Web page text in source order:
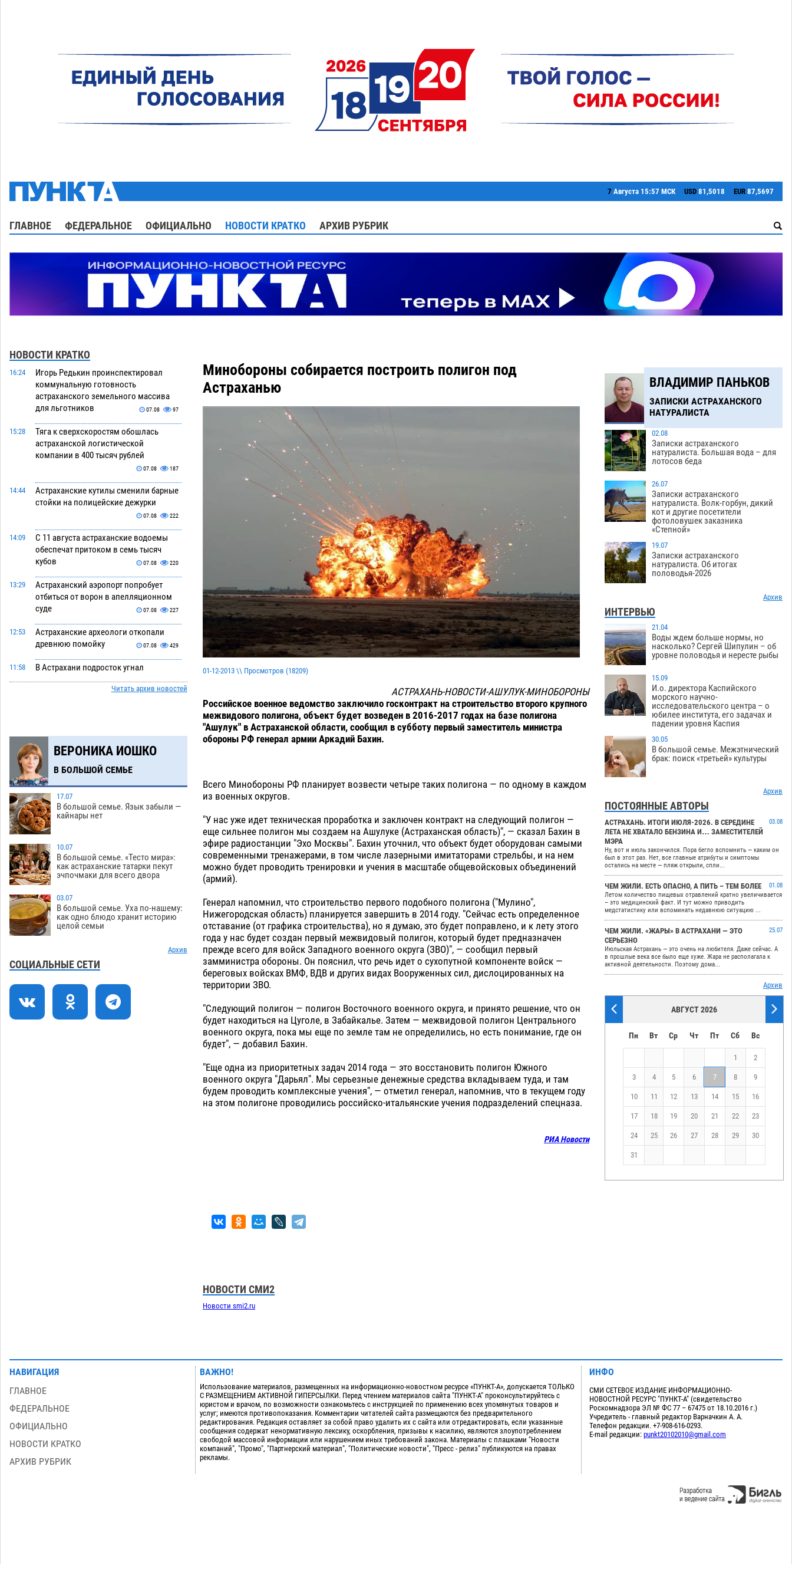
7 Августа 15:57 МСК USD 81,5018 EUR 87,5697
ГЛАВНОЕ ФЕДЕРАЛЬНОЕ ОФИЦИАЛЬНО НОВОСТИ КРАТКО АРХИВ РУБРИК
НОВОСТИ КРАТКО
16:24
Игорь Редькин проинспектировал
коммунальную готовность
астраханского земельного массива
для льготников
07.08 97
15:28
Тяга к сверхскоростям обошлась
астраханской логистической
компании в 400 тысяч рублей
07.08 187
14:44
Астраханские кутилы сменили барные
стойки на полицейские дежурки
07.08 222
14:09
С 11 августа астраханские водоемы
обеспечат притоком в семь тысяч
кубов
07.08 220
13:29
Астраханский аэропорт попробует
отбиться от ворон в апелляционном
суде
07.08 227
12:53
Астраханские археологи откопали
древнюю помойку
07.08 429
11:58
В Астрахани подросток угнал
мотоцикл и похитил чужие мобильник
с банковскими картами
07.08 255
10:43
Астраханский суд встал на сторону
МЧС в споре за возврат униформы
07.08 295
10:02
На Всероссийской Спартакиаде
астраханские гандболисты уступили
казанским «драконам»
09:25
Все пострадавшие при пожаре на
Краснодарской в Астрахани
скончались
07.08
08:47
Астраханский суд оценил четыре удара
по голове полицейского в сто тысяч
рублей
приблизится к 40-градусному пределу
18:57
В Астрахани впервые открыли смену
по теории игр
Читать архив новостей
ВЕРОНИКА ИОШКО
В БОЛЬШОЙ СЕМЬЕ
17.07
В большой семье. Язык забыли —
кайнары нет
10.07
В большой семье. «Тесто мира»:
как астраханские татарки пекут
эчпочмаки для всего двора
03.07
В большой семье. Уха по-нашему:
как одно блюдо хранит историю
целой семьи
Архив
СОЦИАЛЬНЫЕ СЕТИ
Минобороны собирается построить полигон под
Астраханью
01-12-2013 \\ Просмотров (18209)
АСТРАХАНЬ-НОВОСТИ-АШУЛУК-МИНОБОРОНЫ
Российское военное ведомство заключило госконтракт на строительство второго крупного
межвидового полигона, объект будет возведен в 2016-2017 годах на базе полигона
"Ашулук" в Астраханской области, сообщил в субботу первый заместитель министра
обороны РФ генерал армии Аркадий Бахин.
Всего Минобороны РФ планирует возвести четыре таких полигона — по одному в каждом
из военных округов.
"У нас уже идет техническая проработка и заключен контракт на следующий полигон —
еще сильнее полигон мы создаем на Ашулуке (Астраханская область)", — сказал Бахин в
эфире радиостанции "Эхо Москвы". Бахин уточнил, что объект будет оборудован самыми
современными тренажерами, в том числе лазерными имитаторами стрельбы, и на нем
можно будет проводить тренировки и учения в масштабе общевойсковых объединений
(армий).
Генерал напомнил, что строительство первого подобного полигона ("Мулино",
Нижегородская область) планируется завершить в 2014 году. "Сейчас есть определенное
отставание (от графика строительства), но я думаю, это будет поправлено, и к лету этого
года у нас будет создан первый межвидовый полигон, который будет предназначен
прежде всего для войск Западного военного округа (ЗВО)", — сообщил первый
замминистра обороны. Он пояснил, что речь идет о сухопутной компоненте войск —
береговых войсках ВМФ, ВДВ и других видах Вооруженных сил, дислоцированных на
территории ЗВО.
"Следующий полигон — полигон Восточного военного округа, и принято решение, что он
будет находиться на Цуголе, в Забайкалье. Затем — межвидовой полигон Центрального
военного округа, пока мы еще по земле там не определились, но есть понимание, где он
будет", — добавил Бахин.
"Еще одна из приоритетных задач 2014 года — это восстановить полигон Южного
военного округа "Дарьял". Мы серьезные денежные средства вкладываем туда, и там
будем проводить комплексные учения", — отметил генерал, напомнив, что в текущем году
на этом полигоне проводились российско-итальянские учения подразделений спецназа.
РИА Новости
НОВОСТИ СМИ2
Новости smi2.ru
ВЛАДИМИР ПАНЬКОВ
ЗАПИСКИ АСТРАХАНСКОГО
НАТУРАЛИСТА
02.08
Записки астраханского
натуралиста. Большая вода – для
лотосов беда
26.07
Записки астраханского
натуралиста. Волк-горбун, дикий
кот и другие посетители
фотоловушек заказника
«Степной»
19.07
Записки астраханского
натуралиста. Об итогах
половодья-2026
Архив
ИНТЕРВЬЮ
21.04
Воды ждем больше нормы, но
насколько? Сергей Шипулин – об
уровне половодья и нересте рыбы
15.09
И.о. директора Каспийского
морского научно-
исследовательского центра – о
юбилее института, его задачах и
падении уровня Каспия
30.05
В большой семье. Межэтнический
брак: поиск «третьей» культуры
Архив
ПОСТОЯННЫЕ АВТОРЫ
АСТРАХАНЬ. ИТОГИ ИЮЛЯ-2026. В СЕРЕДИНЕ
ЛЕТА НЕ ХВАТАЛО БЕНЗИНА И… ЗАМЕСТИТЕЛЕЙ
МЭРА
03.08
Ну, вот и июль закончился. Пора бегло вспомнить — каким он
был в этот раз. Нет, все главные атрибуты и симптомы
остались на месте — пляж открыли, спли...
ЧЕМ ЖИЛИ. ЕСТЬ ОПАСНО, А ПИТЬ – ТЕМ БОЛЕЕ
01.08
Летом количество пищевых отравлений кратно увеличивается
– это медицинский факт. И тут можно приводить
медстатистику или вспоминать недавнюю ситуацию ...
ЧЕМ ЖИЛИ. «ЖАРЫ» В АСТРАХАНИ — ЭТО
СЕРЬЕЗНО
25.07
Июльская Астрахань — это очень на любителя. Даже сейчас. А
в прошлые века все было еще хуже. Жара не располагала к
активной деятельности. Поэтому дома...
Архив
АВГУСТ 2026
Пн Вт Ср Чт Пт Сб Вс
1 2
3 4 5 6 7 8 9
10 11 12 13 14 15 16
17 18 19 20 21 22 23
24 25 26 27 28 29 30
31
НАВИГАЦИЯ
ГЛАВНОЕ
ФЕДЕРАЛЬНОЕ
ОФИЦИАЛЬНО
НОВОСТИ КРАТКО
АРХИВ РУБРИК
ВАЖНО!
Использование материалов, размещенных на информационно-новостном ресурсе «ПУНКТ-А», допускается ТОЛЬКО
С РАЗМЕЩЕНИЕМ АКТИВНОЙ ГИПЕРСЫЛКИ. Перед чтением материалов сайта "ПУНКТ-А" проконсультируйтесь с
юристом и врачом, по возможности ознакомьтесь с инструкцией по применению всех упомянутых товаров и
услуг; имеются противопоказания. Комментарии читателей сайта размещаются без предварительного
редактирования. Редакция оставляет за собой право удалить их с сайта или отредактировать, если указанные
сообщения содержат ненормативную лексику, оскорбления, призывы к насилию, являются злоупотреблением
свободой массовой информации или нарушением иных требований закона. Материалы с плашками "Новости
компаний", "Промо", "Партнерский материал", "Политические новости", "Пресс - релиз" публикуются на правах
рекламы.
ИНФО
СМИ СЕТЕВОЕ ИЗДАНИЕ ИНФОРМАЦИОННО-
НОВОСТНОЙ РЕСУРС "ПУНКТ-А" (свидетельство
Роскомнадзора ЭЛ № ФС 77 – 67475 от 18.10.2016 г.)
Учредитель - главный редактор Варначкин А. А.
Телефон редакции. +7-908-616-0293.
E-mail редакции: punkt20102010@gmail.com